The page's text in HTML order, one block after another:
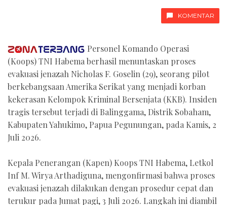
KOMENTAR
Personel Komando Operasi
(Koops) TNI Habema berhasil menuntaskan proses
evakuasi jenazah Nicholas F. Goselin (29), seorang pilot
berkebangsaan Amerika Serikat yang menjadi korban
kekerasan Kelompok Kriminal Bersenjata (KKB). Insiden
tragis tersebut terjadi di Balinggama, Distrik Sobaham,
Kabupaten Yahukimo, Papua Pegunungan, pada Kamis, 2
Juli 2026.
Kepala Penerangan (Kapen) Koops TNI Habema, Letkol
Inf M. Wirya Arthadiguna, mengonfirmasi bahwa proses
evakuasi jenazah dilakukan dengan prosedur cepat dan
terukur pada Jumat pagi, 3 Juli 2026. Langkah ini diambil